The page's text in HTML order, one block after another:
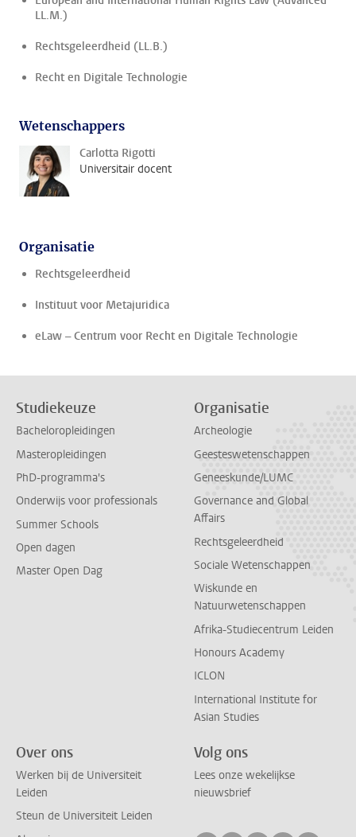
LL.M.)
Rechtsgeleerdheid (LL.B.)
Recht en Digitale Technologie
Wetenschappers
Carlotta Rigotti
Universitair docent
Organisatie
Rechtsgeleerdheid
Instituut voor Metajuridica
eLaw – Centrum voor Recht en Digitale Technologie
Studiekeuze
Bacheloropleidingen
Masteropleidingen
PhD-programma's
Onderwijs voor professionals
Summer Schools
Open dagen
Master Open Dag
Organisatie
Archeologie
Geesteswetenschappen
Geneeskunde/LUMC
Governance and Global
Affairs
Rechtsgeleerdheid
Sociale Wetenschappen
Wiskunde en
Natuurwetenschappen
Afrika-Studiecentrum Leiden
Honours Academy
ICLON
International Institute for
Asian Studies
Over ons
Werken bij de Universiteit
Leiden
Steun de Universiteit Leiden
Volg ons
Lees onze wekelijkse
nieuwsbrief